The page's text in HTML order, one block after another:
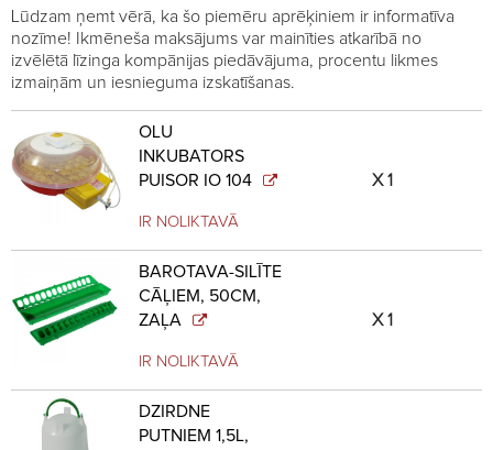
Lūdzam ņemt vērā, ka šo piemēru aprēķiniem ir informatīva
nozīme! Ikmēneša maksājums var mainīties atkarībā no
izvēlētā līzinga kompānijas piedāvājuma, procentu likmes
izmaiņām un iesnieguma izskatīšanas.
OLU
INKUBATORS
PUISOR IO 104
IR NOLIKTAVĀ
1
BAROTAVA-SILĪTE
CĀĻIEM, 50CM,
ZAĻA
IR NOLIKTAVĀ
1
DZIRDNE
PUTNIEM 1,5L,